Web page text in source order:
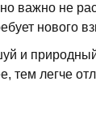
важно не
нового
и
тем легче